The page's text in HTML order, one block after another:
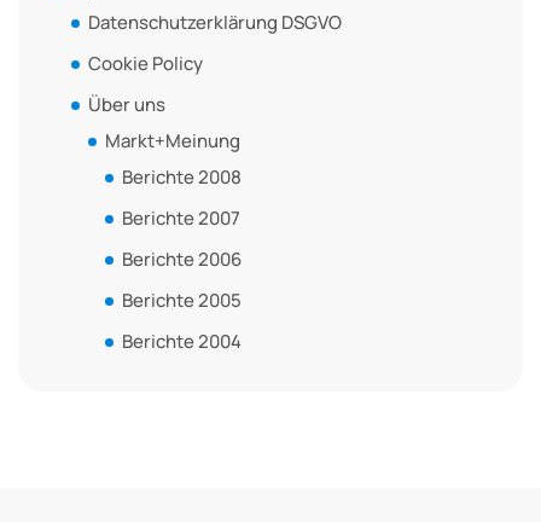
Datenschutzerklärung DSGVO
Cookie Policy
Über uns
Markt+Meinung
Berichte 2008
Berichte 2007
Berichte 2006
Berichte 2005
Berichte 2004